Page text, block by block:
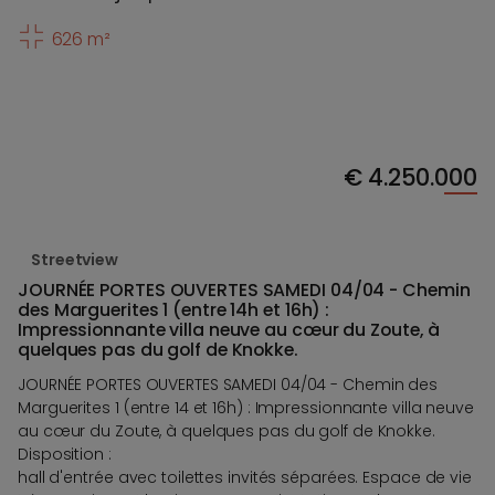
626 m²
€4.250.000
Streetview
JOURNÉE PORTES OUVERTES SAMEDI 04/04 - Chemin
des Marguerites 1 (entre 14h et 16h) :
Impressionnante villa neuve au cœur du Zoute, à
quelques pas du golf de Knokke.
JOURNÉE PORTES OUVERTES SAMEDI 04/04 - Chemin des
Marguerites 1 (entre 14 et 16h) : Impressionnante villa neuve
au cœur du Zoute, à quelques pas du golf de Knokke.
Disposition :
hall d'entrée avec toilettes invités séparées. Espace de vie